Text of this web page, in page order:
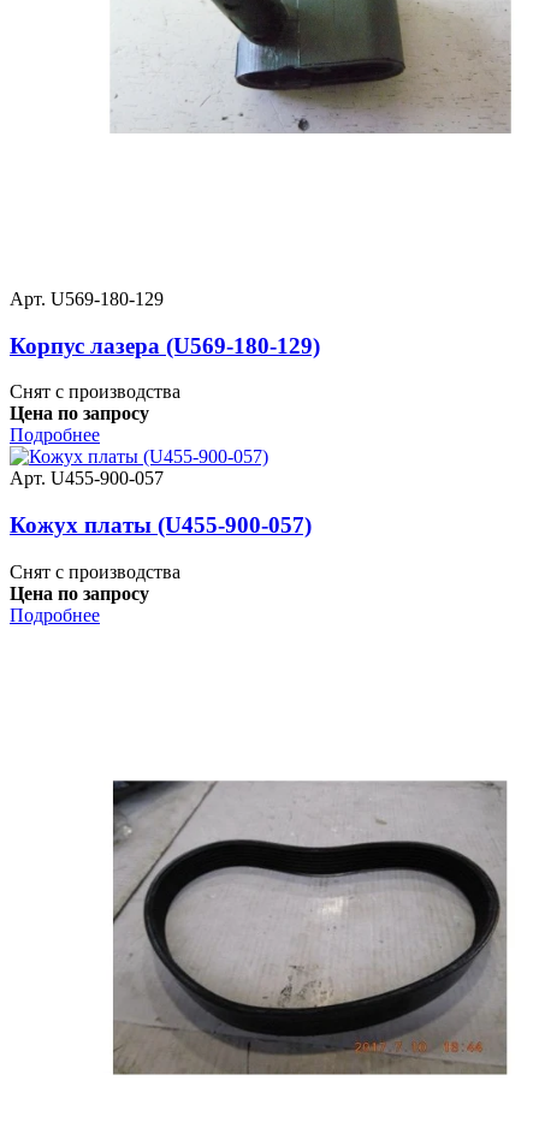
Арт. U569-180-129
Корпус лазера (U569-180-129)
Снят с производства
Цена по запросу
Подробнее
Арт. U455-900-057
Кожух платы (U455-900-057)
Снят с производства
Цена по запросу
Подробнее